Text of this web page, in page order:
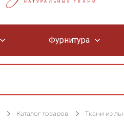
Фурнитура
Каталог товаров Ткани из